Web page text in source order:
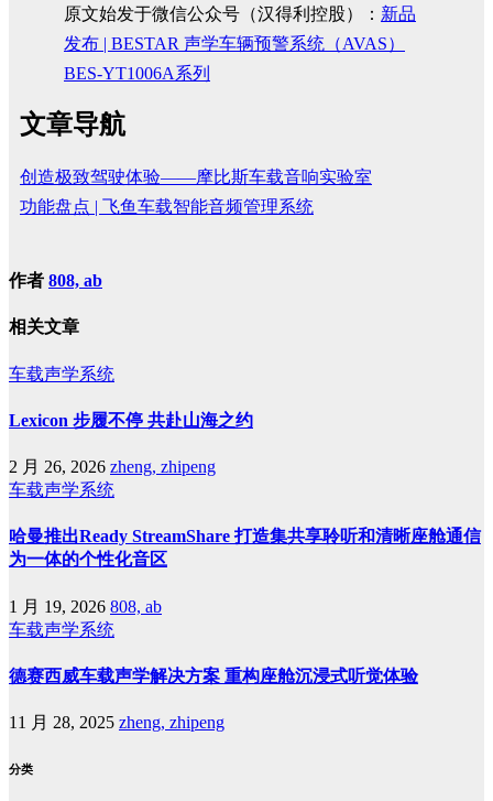
原文始发于微信公众号（汉得利控股）： 新品
发布 | BESTAR 声学车辆预警系统（AVAS）
BES-YT1006A系列
文章导航
创造极致驾驶体验——摩比斯车载音响实验室
功能盘点 | 飞鱼车载智能音频管理系统
作者 808, ab
相关文章
车载声学系统
Lexicon 步履不停 共赴山海之约
2 月 26, 2026 zheng, zhipeng
车载声学系统
哈曼推出Ready StreamShare 打造集共享聆听和清晰座舱通信
为一体的个性化音区
1 月 19, 2026 808, ab
车载声学系统
德赛西威车载声学解决方案 重构座舱沉浸式听觉体验
11 月 28, 2025 zheng, zhipeng
分类